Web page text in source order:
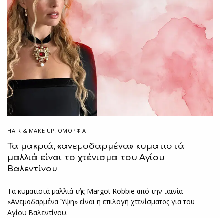
HAIR & MAKE UP , ΟΜΟΡΦΙΑ
Τα μακριά, «ανεμοδαρμένα» κυματιστά
μαλλιά είναι το χτένισμα του Αγίου
Βαλεντίνου
Τα κυματιστά μαλλιά τής Margot Robbie από την ταινία
«Ανεμοδαρμένα Ύψη» είναι η επιλογή χτενίσματος για του
Αγίου Βαλεντίνου.